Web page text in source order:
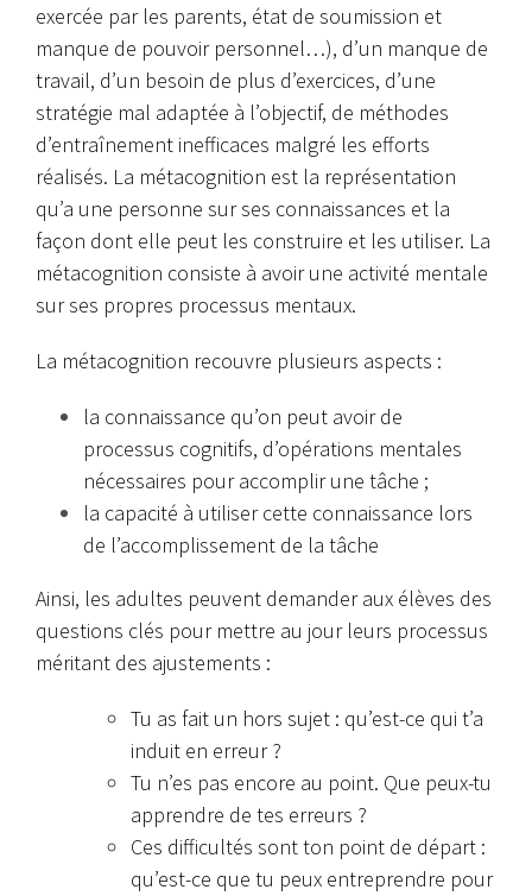
exercée par les parents, état de soumission et
manque de pouvoir personnel…), d’un manque de
travail, d’un besoin de plus d’exercices, d’une
stratégie mal adaptée à l’objectif, de méthodes
d’entraînement inefficaces malgré les efforts
réalisés. La métacognition est la représentation
qu’a une personne sur ses connaissances et la
façon dont elle peut les construire et les utiliser. La
métacognition consiste à avoir une activité mentale
sur ses propres processus mentaux.
La métacognition recouvre plusieurs aspects :
la connaissance qu’on peut avoir de
processus cognitifs, d’opérations mentales
nécessaires pour accomplir une tâche ;
la capacité à utiliser cette connaissance lors
de l’accomplissement de la tâche
Ainsi, les adultes peuvent demander aux élèves des
questions clés pour mettre au jour leurs processus
méritant des ajustements :
Tu as fait un hors sujet : qu’est-ce qui t’a
induit en erreur ?
Tu n’es pas encore au point. Que peux-tu
apprendre de tes erreurs ?
Ces difficultés sont ton point de départ :
qu’est-ce que tu peux entreprendre pour